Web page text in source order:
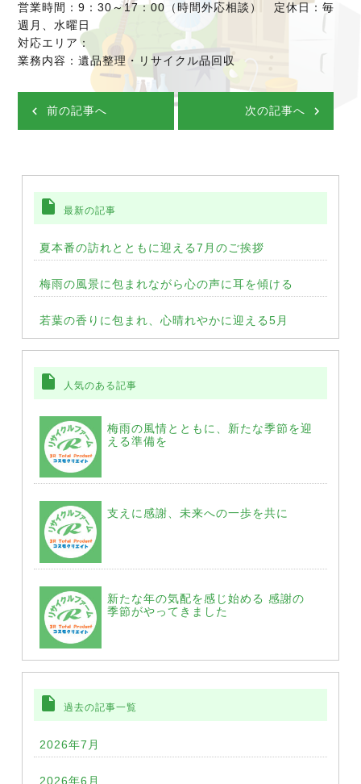
営業時間：9：30～17：00（時間外応相談） 定休日：毎
週月、水曜日
対応エリア：
業務内容：遺品整理・リサイクル品回収
前の記事へ 次の記事へ
insert_drive_file 最新の記事
夏本番の訪れとともに迎える7月のご挨拶
梅雨の風景に包まれながら心の声に耳を傾ける
若葉の香りに包まれ、心晴れやかに迎える5月
insert_drive_file 人気のある記事
梅雨の風情とともに、新たな季節を迎
える準備を
支えに感謝、未来への一歩を共に
新たな年の気配を感じ始める 感謝の
季節がやってきました
insert_drive_file 過去の記事一覧
2026年7月
2026年6月